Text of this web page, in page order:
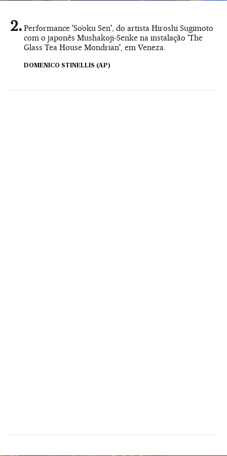
Performance 'So’oku Sen', do artista Hiroshi Sugimoto
com o japonês Mushakoji-Senke na instalação 'The
Glass Tea House Mondrian', em Veneza.
DOMENICO STINELLIS (AP)